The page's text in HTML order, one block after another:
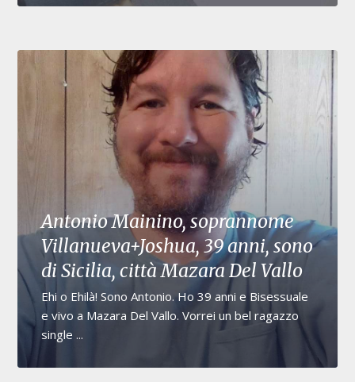
Antonio Mainino, soprannome
Villanueva+Joshua, 39 anni, sono
di Sicilia, città Mazara Del Vallo
Ehi o Ehilà! Sono Antonio. Ho 39 anni e Bisessuale
e vivo a Mazara Del Vallo. Vorrei un bel ragazzo
single ...